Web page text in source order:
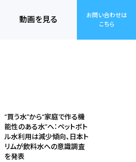
動画を見る
お問い合わせは
こちら
“買う水”から“家庭で作る機
能性のある水”へ：ペットボト
ル水利用は減少傾向、日本ト
リムが飲料水への意識調査
を発表